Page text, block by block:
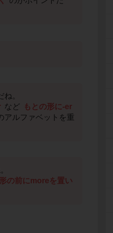
。
など もとの形に-er
アルファベットを重
の前にmoreを置い